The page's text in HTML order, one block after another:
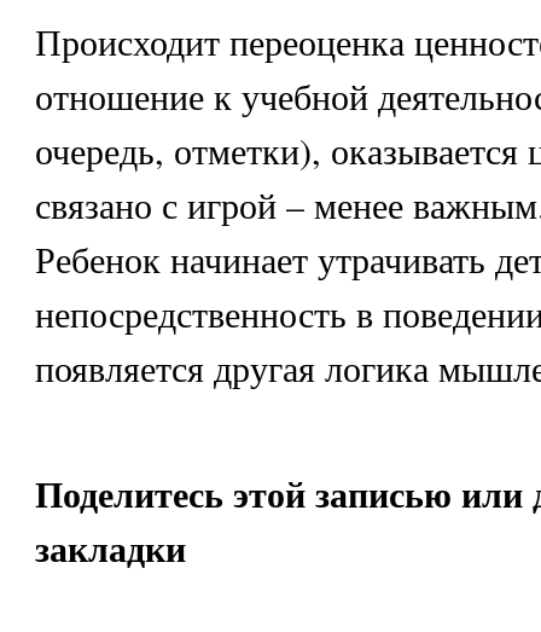
Происходит переоценка
отношение к учебной
очередь, отметки),
связано с игрой – менее
Ребенок начинает утрачивать
непосредственность в
появляется другая логика
Поделитесь этой записью или
закладки